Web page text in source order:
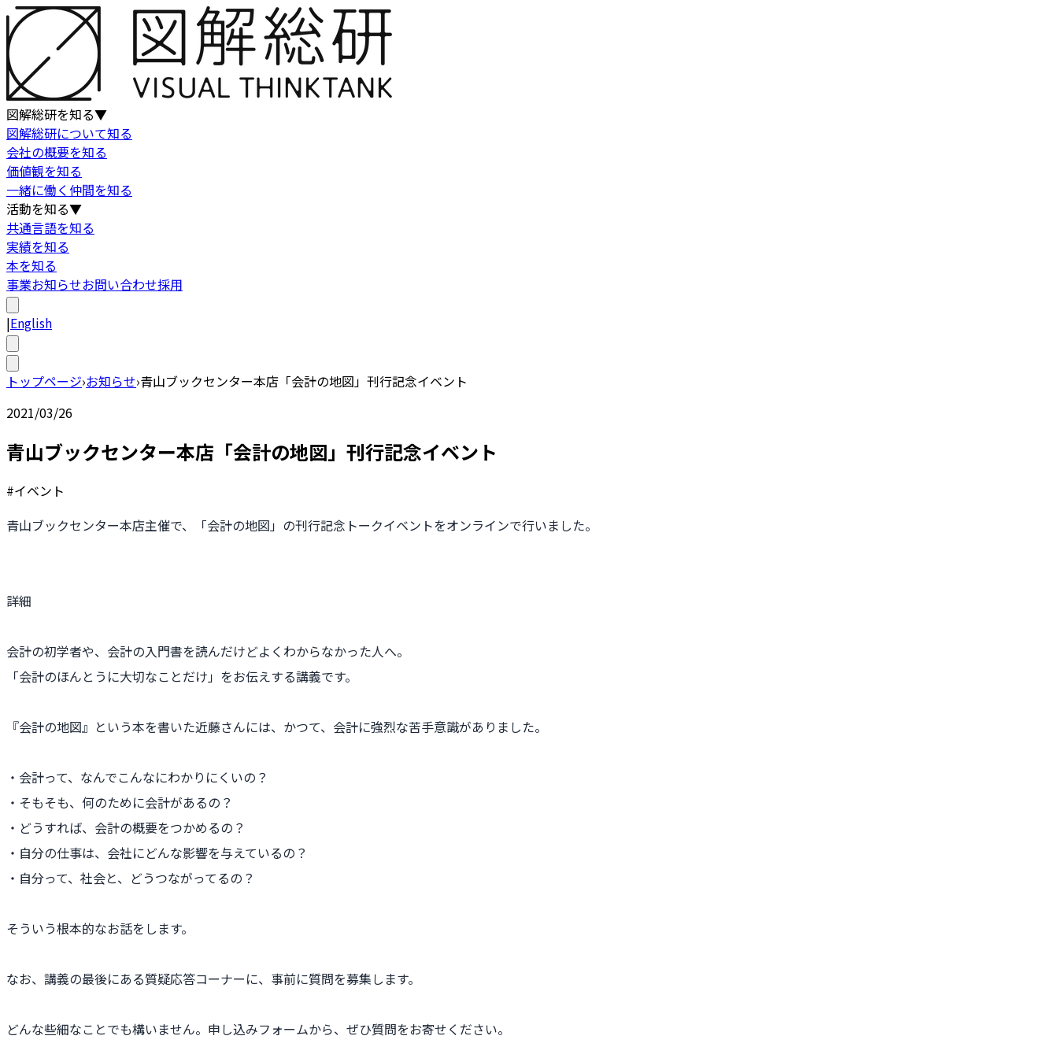
図解総研を知る▼
図解総研について知る
会社の概要を知る
価値観を知る
一緒に働く仲間を知る
活動を知る▼
共通言語を知る
実績を知る
本を知る
事業お知らせお問い合わせ採用
|English
トップページ›お知らせ›青山ブックセンター本店「会計の地図」刊行記念イベント
2021/03/26
青山ブックセンター本店「会計の地図」刊行記念イベント
#イベント
青山ブックセンター本店主催で、「会計の地図」の刊行記念トークイベントをオンラインで行いました。
詳細
会計の初学者や、会計の入門書を読んだけどよくわからなかった人へ。
「会計のほんとうに大切なことだけ」をお伝えする講義です。
『会計の地図』という本を書いた近藤さんには、かつて、会計に強烈な苦手意識がありました。
・会計って、なんでこんなにわかりにくいの？
・そもそも、何のために会計があるの？
・どうすれば、会計の概要をつかめるの？
・自分の仕事は、会社にどんな影響を与えているの？
・自分って、社会と、どうつながってるの？
そういう根本的なお話をします。
なお、講義の最後にある質疑応答コーナーに、事前に質問を募集します。
どんな些細なことでも構いません。申し込みフォームから、ぜひ質問をお寄せください。